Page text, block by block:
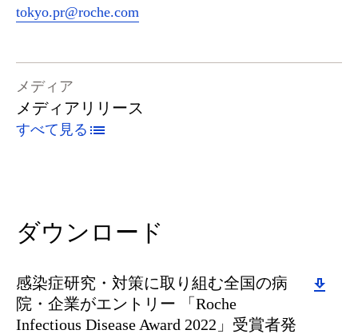
tokyo.pr@roche.com
メディア
メディアリリース
すべて見る
ダウンロード
Download
感染症研究・対策に取り組む全国の病
院・企業がエントリー 「Roche
Infectious Disease Award 2022」受賞者発